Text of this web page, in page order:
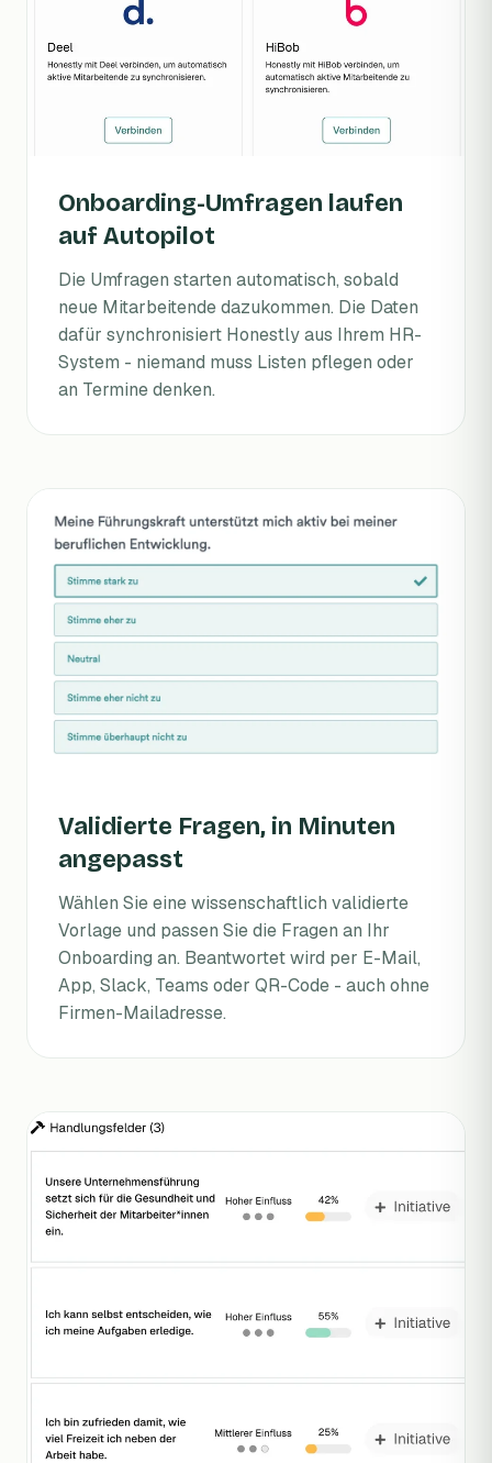
Onboarding-Umfragen laufen
auf Autopilot
Die Umfragen starten automatisch, sobald
neue Mitarbeitende dazukommen. Die Daten
dafür synchronisiert Honestly aus Ihrem HR-
System - niemand muss Listen pflegen oder
an Termine denken.
Validierte Fragen, in Minuten
angepasst
Wählen Sie eine wissenschaftlich validierte
Vorlage und passen Sie die Fragen an Ihr
Onboarding an. Beantwortet wird per E-Mail,
App, Slack, Teams oder QR-Code - auch ohne
Firmen-Mailadresse.